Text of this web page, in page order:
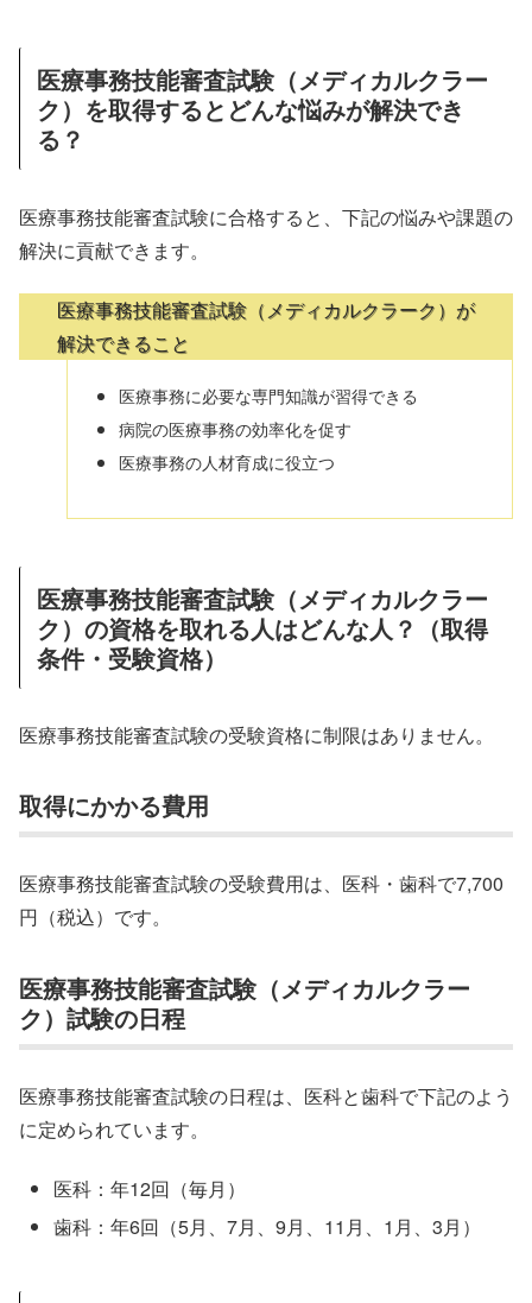
医療事務技能審査試験（メディカルクラー
ク）を取得するとどんな悩みが解決でき
る？
医療事務技能審査試験に合格すると、下記の悩みや課題の
解決に貢献できます。
医療事務技能審査試験（メディカルクラーク）が
解決できること
医療事務に必要な専門知識が習得できる
病院の医療事務の効率化を促す
医療事務の人材育成に役立つ
医療事務技能審査試験（メディカルクラー
ク）の資格を取れる人はどんな人？（取得
条件・受験資格）
医療事務技能審査試験の受験資格に制限はありません。
取得にかかる費用
医療事務技能審査試験の受験費用は、医科・歯科で7,700
円（税込）です。
医療事務技能審査試験（メディカルクラー
ク）試験の日程
医療事務技能審査試験の日程は、医科と歯科で下記のよう
に定められています。
医科：年12回（毎月）
歯科：年6回（5月、7月、9月、11月、1月、3月）